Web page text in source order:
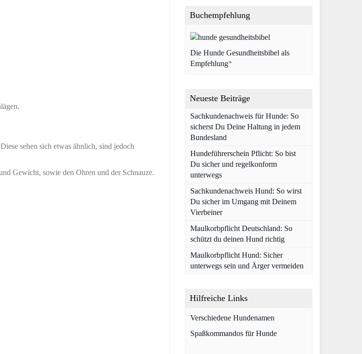
sehen sich etwas ähnlich, sind jedoch
Gewicht, sowie den Ohren und der Schnauze.
Buchempfehlung
Die Hunde Gesundheitsbibel als
Empfehlung*
Neueste Beiträge
Sachkundenachweis für Hunde: So
sicherst Du Deine Haltung in jedem
Bundesland
Hundeführerschein Pflicht: So bist
Du sicher und regelkonform
unterwegs
Sachkundenachweis Hund: So wirst
Du sicher im Umgang mit Deinem
Vierbeiner
Maulkorbpflicht Deutschland: So
schützt du deinen Hund richtig
Maulkorbpflicht Hund: Sicher
unterwegs sein und Ärger vermeiden
Hilfreiche Links
Verschiedene Hundenamen
Spaßkommandos für Hunde